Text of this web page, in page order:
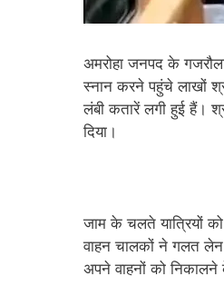
अमरोहा जनपद के
स्नान करने पहुंचे लाखों
लंबी कतारें लगी हुई हैं।
दिया।
जाम के चलते यात्रियों
वाहन चालकों ने गलत लेन
अपने वाहनों को